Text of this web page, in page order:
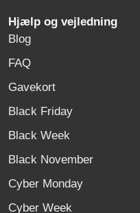
Hjælp og vejledning
Blog
FAQ
Gavekort
Black Friday
Black Week
Black November
Cyber Monday
Cyber Week